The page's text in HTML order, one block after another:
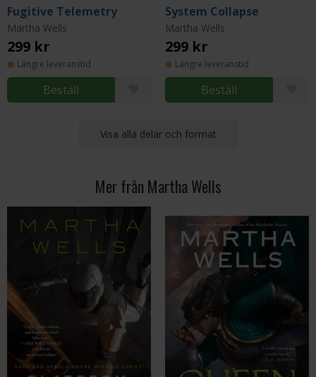
Fugitive Telemetry
Martha Wells
299 kr
Längre leveranstid
Beställ
System Collapse
Martha Wells
299 kr
Längre leveranstid
Beställ
Visa alla delar och format
Mer från Martha Wells